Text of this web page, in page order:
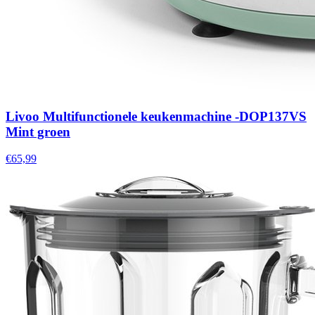
Livoo Multifunctionele keukenmachine -DOP137VS
Mint groen
€65,99